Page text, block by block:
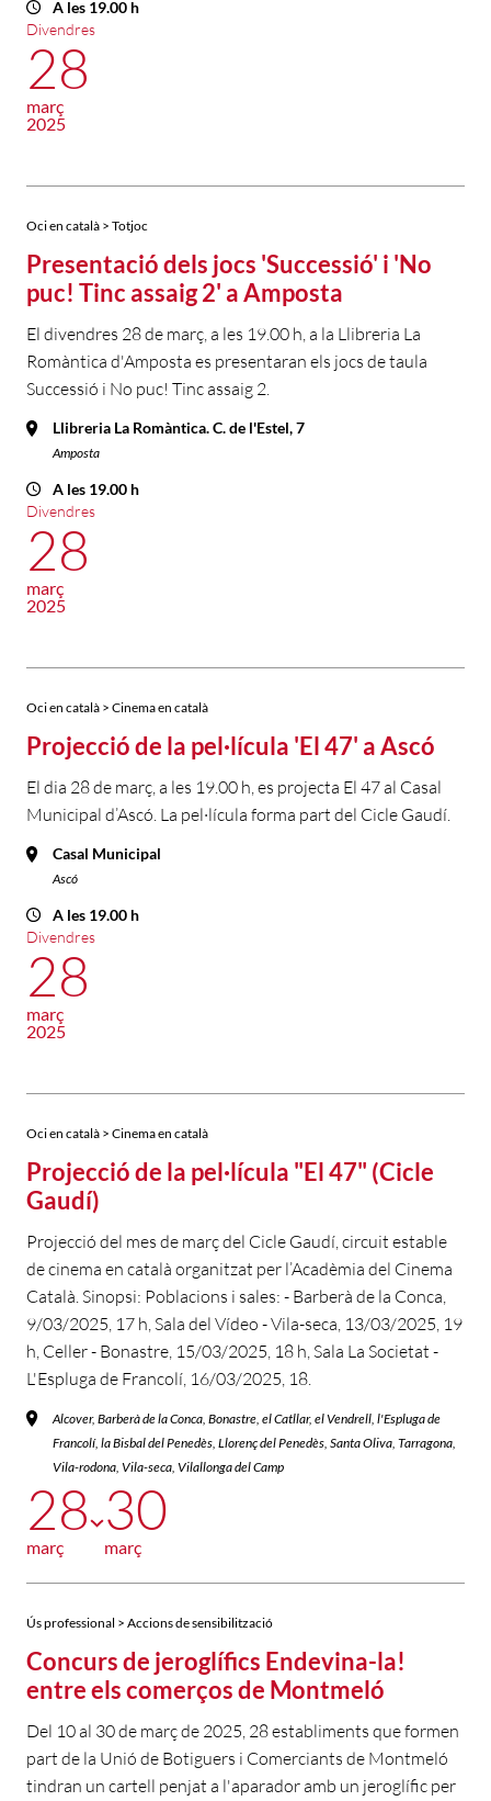
A les 19.00 h
Divendres
28
març
2025
Oci en català > Totjoc
Presentació dels jocs 'Successió' i 'No
puc! Tinc assaig 2' a Amposta
El divendres 28 de març, a les 19.00 h, a la Llibreria La
Romàntica d'Amposta es presentaran els jocs de taula
Successió i No puc! Tinc assaig 2.
Llibreria La Romàntica. C. de l'Estel, 7
Amposta
A les 19.00 h
Divendres
28
març
2025
Oci en català > Cinema en català
Projecció de la pel·lícula 'El 47' a Ascó
El dia 28 de març, a les 19.00 h, es projecta El 47 al Casal
Municipal d’Ascó. La pel·lícula forma part del Cicle Gaudí.
Casal Municipal
Ascó
A les 19.00 h
Divendres
28
març
2025
Oci en català > Cinema en català
Projecció de la pel·lícula "El 47" (Cicle
Gaudí)
Projecció del mes de març del Cicle Gaudí, circuit estable
de cinema en català organitzat per l’Acadèmia del Cinema
Català. Sinopsi: Poblacions i sales: - Barberà de la Conca,
9/03/2025, 17 h, Sala del Vídeo - Vila-seca, 13/03/2025, 19
h, Celler - Bonastre, 15/03/2025, 18 h, Sala La Societat -
L'Espluga de Francolí, 16/03/2025, 18.
Alcover, Barberà de la Conca, Bonastre, el Catllar, el Vendrell, l'Espluga de
Francolí, la Bisbal del Penedès, Llorenç del Penedès, Santa Oliva, Tarragona,
Vila-rodona, Vila-seca, Vilallonga del Camp
28
març
30
març
Ús professional > Accions de sensibilització
Concurs de jeroglífics Endevina-la!
entre els comerços de Montmeló
Del 10 al 30 de març de 2025, 28 establiments que formen
part de la Unió de Botiguers i Comerciants de Montmeló
tindran un cartell penjat a l'aparador amb un jeroglífic per